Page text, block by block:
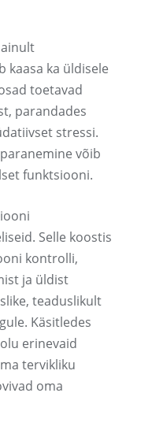
kaasa ka üldisele
toetavad
parandades
stressi.
võib
funktsiooni.
Selle koostis
kontrolli,
ja üldist
teaduslikult
Käsitledes
erinevaid
tervikliku
oma